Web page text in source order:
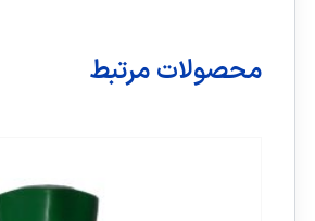
محصولات مرتبط